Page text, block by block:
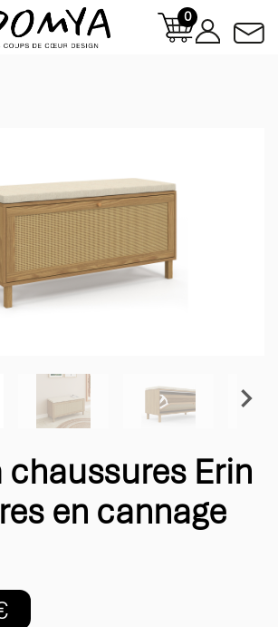
0

chaussures Erin
en cannage